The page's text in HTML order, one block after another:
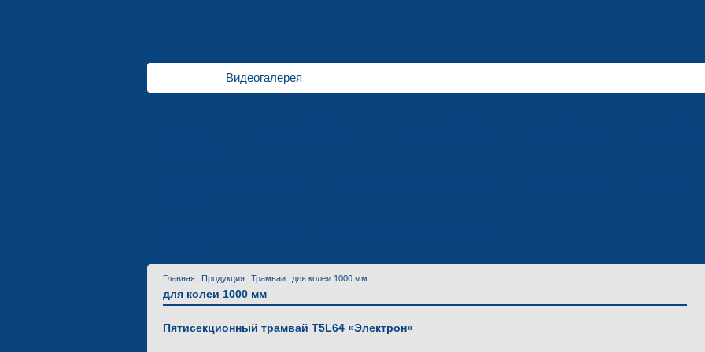
Видеогалерея
Главная Продукция Трамваи для колеи 1000 мм
для колеи 1000 мм
Пятисекционный трамвай T5L64 «Электрон»